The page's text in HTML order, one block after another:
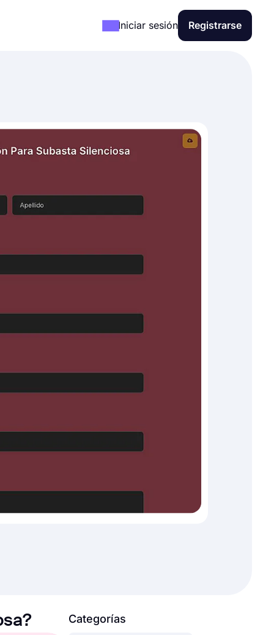
Iniciar sesión Registrarse
Categorías